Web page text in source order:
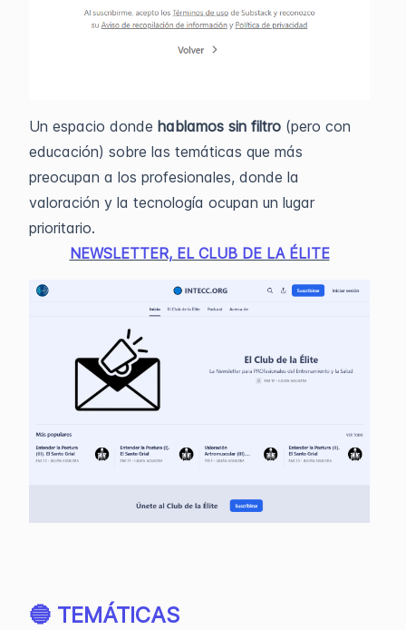
Un espacio donde hablamos sin filtro (pero con
educación) sobre las temáticas que más
preocupan a los profesionales, donde la
valoración y la tecnología ocupan un lugar
prioritario.
NEWSLETTER, EL CLUB DE LA ÉLITE
🔵 TEMÁTICAS